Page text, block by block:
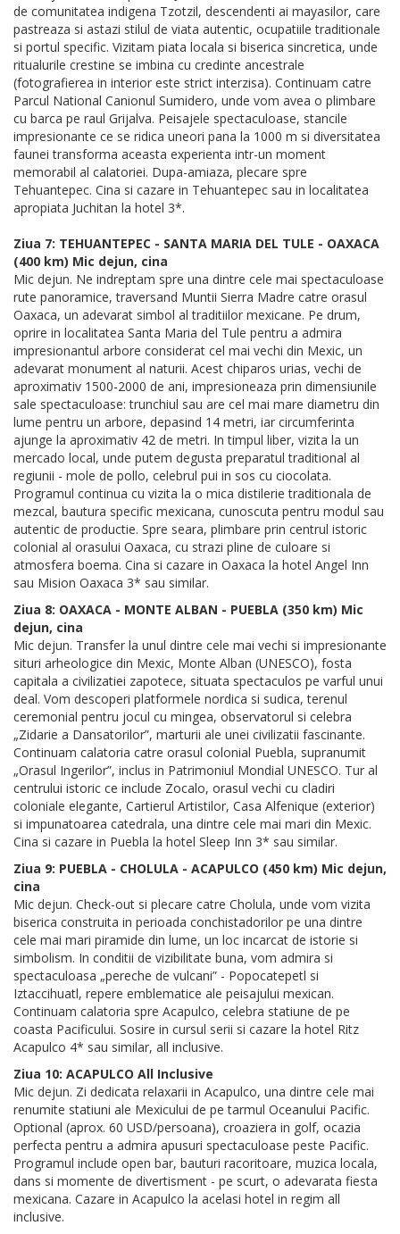
de comunitatea indigena Tzotzil, descendenti ai mayasilor, care
pastreaza si astazi stilul de viata autentic, ocupatiile traditionale
si portul specific. Vizitam piata locala si biserica sincretica, unde
ritualurile crestine se imbina cu credinte ancestrale
(fotografierea in interior este strict interzisa). Continuam catre
Parcul National Canionul Sumidero, unde vom avea o plimbare
cu barca pe raul Grijalva. Peisajele spectaculoase, stancile
impresionante ce se ridica uneori pana la 1000 m si diversitatea
faunei transforma aceasta experienta intr-un moment
memorabil al calatoriei. Dupa-amiaza, plecare spre
Tehuantepec. Cina si cazare in Tehuantepec sau in localitatea
apropiata Juchitan la hotel 3*.
Ziua 7: TEHUANTEPEC - SANTA MARIA DEL TULE - OAXACA
(400 km) Mic dejun, cina
Mic dejun. Ne indreptam spre una dintre cele mai spectaculoase
rute panoramice, traversand Muntii Sierra Madre catre orasul
Oaxaca, un adevarat simbol al traditiilor mexicane. Pe drum,
oprire in localitatea Santa Maria del Tule pentru a admira
impresionantul arbore considerat cel mai vechi din Mexic, un
adevarat monument al naturii. Acest chiparos urias, vechi de
aproximativ 1500-2000 de ani, impresioneaza prin dimensiunile
sale spectaculoase: trunchiul sau are cel mai mare diametru din
lume pentru un arbore, depasind 14 metri, iar circumferinta
ajunge la aproximativ 42 de metri. In timpul liber, vizita la un
mercado local, unde putem degusta preparatul traditional al
regiunii - mole de pollo, celebrul pui in sos cu ciocolata.
Programul continua cu vizita la o mica distilerie traditionala de
mezcal, bautura specific mexicana, cunoscuta pentru modul sau
autentic de productie. Spre seara, plimbare prin centrul istoric
colonial al orasului Oaxaca, cu strazi pline de culoare si
atmosfera boema. Cina si cazare in Oaxaca la hotel Angel Inn
sau Mision Oaxaca 3* sau similar.
Ziua 8: OAXACA - MONTE ALBAN - PUEBLA (350 km) Mic
dejun, cina
Mic dejun. Transfer la unul dintre cele mai vechi si impresionante
situri arheologice din Mexic, Monte Alban (UNESCO), fosta
capitala a civilizatiei zapotece, situata spectaculos pe varful unui
deal. Vom descoperi platformele nordica si sudica, terenul
ceremonial pentru jocul cu mingea, observatorul si celebra
„Zidarie a Dansatorilor”, marturii ale unei civilizatii fascinante.
Continuam calatoria catre orasul colonial Puebla, supranumit
„Orasul Ingerilor”, inclus in Patrimoniul Mondial UNESCO. Tur al
centrului istoric ce include Zocalo, orasul vechi cu cladiri
coloniale elegante, Cartierul Artistilor, Casa Alfenique (exterior)
si impunatoarea catedrala, una dintre cele mai mari din Mexic.
Cina si cazare in Puebla la hotel Sleep Inn 3* sau similar.
Ziua 9: PUEBLA - CHOLULA - ACAPULCO (450 km) Mic dejun,
cina
Mic dejun. Check-out si plecare catre Cholula, unde vom vizita
biserica construita in perioada conchistadorilor pe una dintre
cele mai mari piramide din lume, un loc incarcat de istorie si
simbolism. In conditii de vizibilitate buna, vom admira si
spectaculoasa „pereche de vulcani” - Popocatepetl si
Iztaccihuatl, repere emblematice ale peisajului mexican.
Continuam calatoria spre Acapulco, celebra statiune de pe
coasta Pacificului. Sosire in cursul serii si cazare la hotel Ritz
Acapulco 4* sau similar, all inclusive.
Ziua 10: ACAPULCO All Inclusive
Mic dejun. Zi dedicata relaxarii in Acapulco, una dintre cele mai
renumite statiuni ale Mexicului de pe tarmul Oceanului Pacific.
Optional (aprox. 60 USD/persoana), croaziera in golf, ocazia
perfecta pentru a admira apusuri spectaculoase peste Pacific.
Programul include open bar, bauturi racoritoare, muzica locala,
dans si momente de divertisment - pe scurt, o adevarata fiesta
mexicana. Cazare in Acapulco la acelasi hotel in regim all
inclusive.